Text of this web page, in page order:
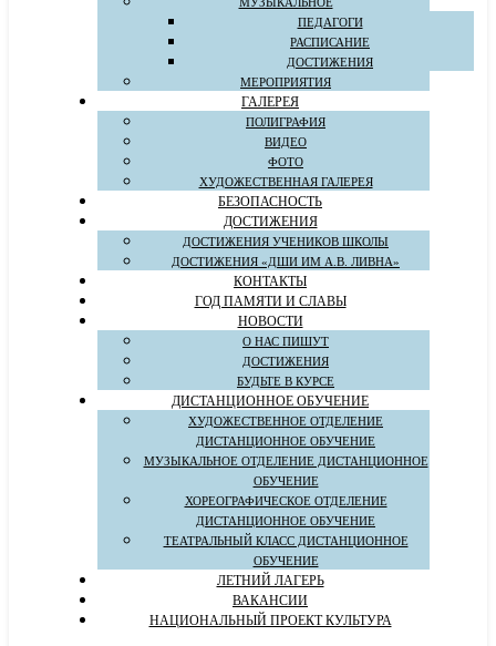
ПЕДАГОГИ
РАСПИСАНИЕ
ДОСТИЖЕНИЯ
МЕРОПРИЯТИЯ
ГАЛЕРЕЯ
ПОЛИГРАФИЯ
ВИДЕО
ФОТО
ХУДОЖЕСТВЕННАЯ ГАЛЕРЕЯ
БЕЗОПАСНОСТЬ
ДОСТИЖЕНИЯ
ДОСТИЖЕНИЯ УЧЕНИКОВ ШКОЛЫ
ДОСТИЖЕНИЯ «ДШИ ИМ А.В. ЛИВНА»
КОНТАКТЫ
ГОД ПАМЯТИ И СЛАВЫ
НОВОСТИ
О НАС ПИШУТ
ДОСТИЖЕНИЯ
БУДЬТЕ В КУРСЕ
ДИСТАНЦИОННОЕ ОБУЧЕНИЕ
ХУДОЖЕСТВЕННОЕ ОТДЕЛЕНИЕ
ДИСТАНЦИОННОЕ ОБУЧЕНИЕ
МУЗЫКАЛЬНОЕ ОТДЕЛЕНИЕ ДИСТАНЦИОННОЕ
ОБУЧЕНИЕ
ХОРЕОГРАФИЧЕСКОЕ ОТДЕЛЕНИЕ
ДИСТАНЦИОННОЕ ОБУЧЕНИЕ
ТЕАТРАЛЬНЫЙ КЛАСС ДИСТАНЦИОННОЕ
ОБУЧЕНИЕ
ЛЕТНИЙ ЛАГЕРЬ
ВАКАНСИИ
НАЦИОНАЛЬНЫЙ ПРОЕКТ КУЛЬТУРА